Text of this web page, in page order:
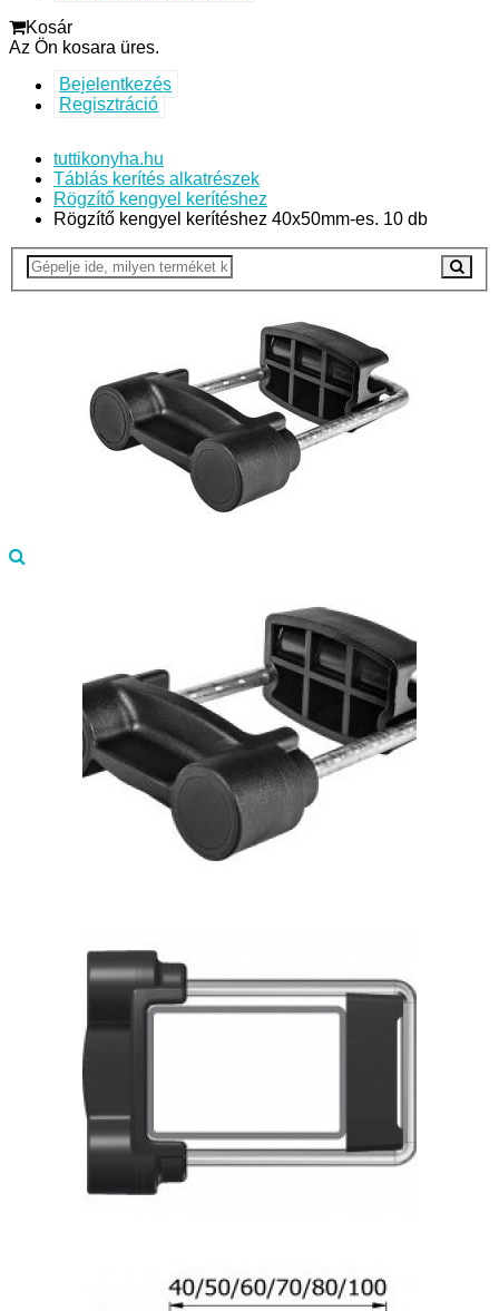
Kosár
Az Ön kosara üres.
Bejelentkezés
Regisztráció
tuttikonyha.hu
Táblás kerítés alkatrészek
Rögzítő kengyel kerítéshez
Rögzítő kengyel kerítéshez 40x50mm-es. 10 db